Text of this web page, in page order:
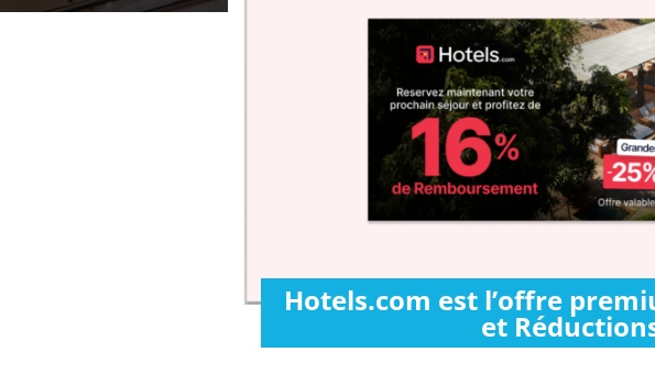
Hotels.com est l’offre
et